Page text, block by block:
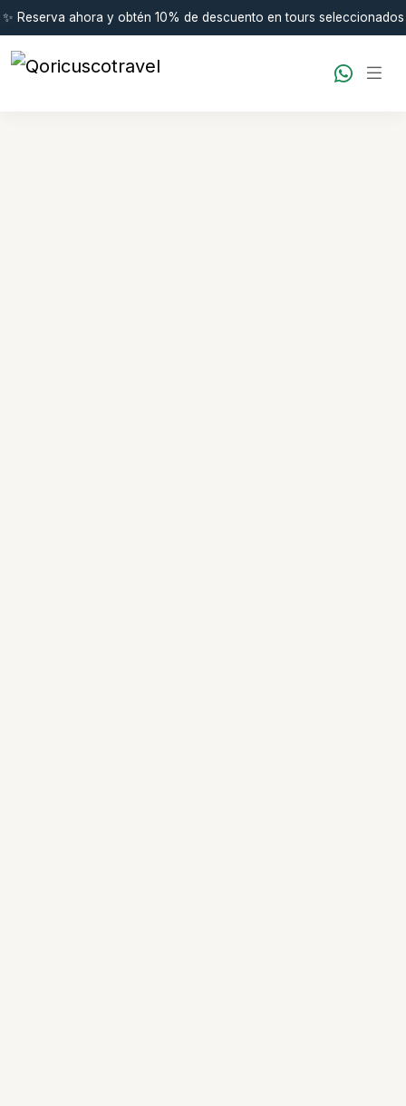
✨ Reserva ahora y obtén 10% de descuento en tours seleccionados